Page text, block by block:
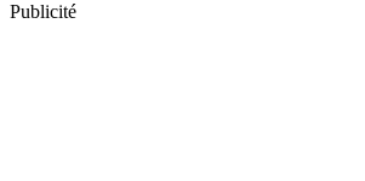
Publicité